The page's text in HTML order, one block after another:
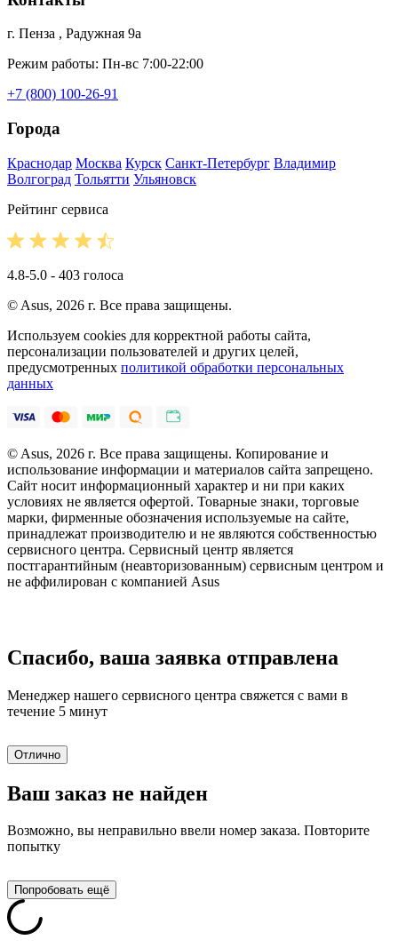
г. Пенза , Радужная 9а
Режим работы: Пн-вс 7:00-22:00
+7 (800) 100-26-91
Города
Краснодар Москва Курск Санкт-Петербург Владимир
Волгоград Тольятти Ульяновск
Рейтинг сервиса
4.8-5.0 - 403 голоса
© Asus, 2026 г. Все права защищены.
Используем cookies для корректной работы сайта,
персонализации пользователей и других целей,
предусмотренных политикой обработки персональных
данных
© Asus, 2026 г. Все права защищены. Копирование и
использование информации и материалов сайта запрещено.
Сайт носит информационный характер и ни при каких
условиях не является офертой. Товарные знаки, торговые
марки, фирменные обозначения используемые на сайте,
принадлежат производителю и не являются собственностью
сервисного центра. Сервисный центр является
постгарантийным (неавторизованным) сервисным центром и
не аффилирован с компанией Asus
Спасибо, ваша заявка отправлена
Менеджер нашего сервисного центра свяжется с вами в
течение 5 минут
Отлично
Ваш заказ не найден
Возможно, вы неправильно ввели номер заказа. Повторите
попытку
Попробовать ещё